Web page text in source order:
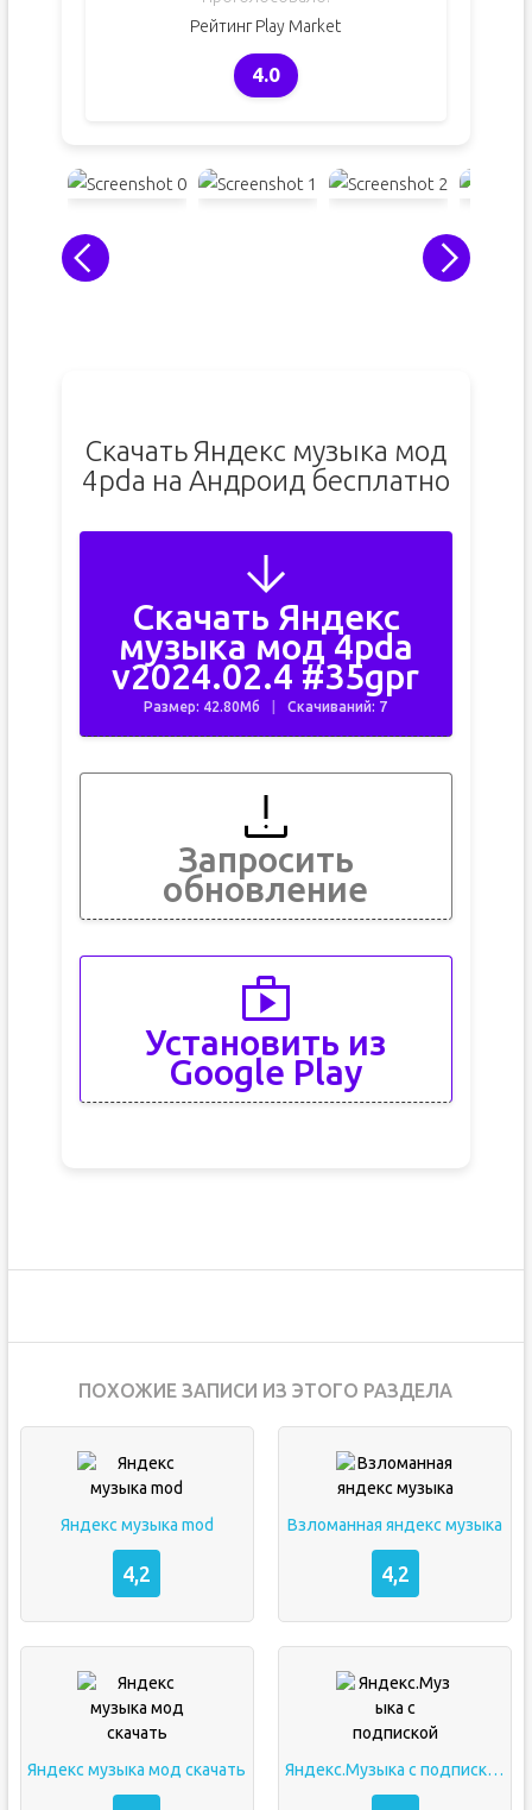
Рейтинг Play Market
4.0
Скачать Яндекс музыка мод
4pda на Андроид бесплатно
Скачать Яндекс
музыка мод 4pda
v2024.02.4 #35gpr
Размер: 42.80Мб Скачиваний: 7
Запросить
обновление
Установить из
Google Play
ПОХОЖИЕ ЗАПИСИ ИЗ ЭТОГО РАЗДЕЛА
Яндекс музыка mod
4,2
Взломанная яндекс музыка
4,2
Яндекс музыка мод скачать Яндекс.Музыка с подпиской